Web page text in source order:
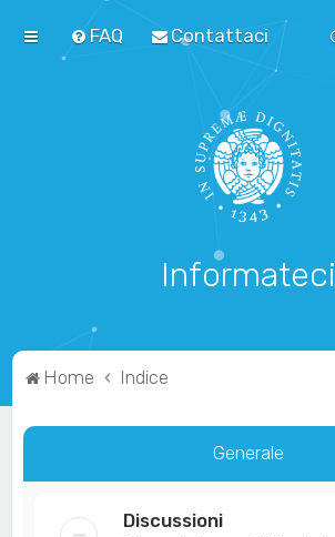
FAQ Contattaci
Informateci
Home Indice
Generale
Discussioni